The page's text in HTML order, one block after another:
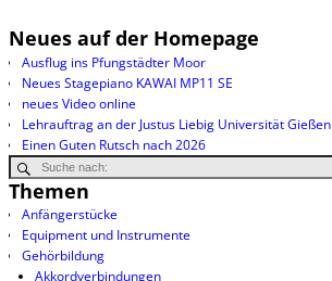
Neues auf der Homepage
Ausflug ins Pfungstädter Moor
Neues Stagepiano KAWAI MP11 SE
neues Video online
Lehrauftrag an der Justus Liebig Universität Gießen
Einen Guten Rutsch nach 2026
Themen
Anfängerstücke
Equipment und Instrumente
Gehörbildung
Akkordverbindungen